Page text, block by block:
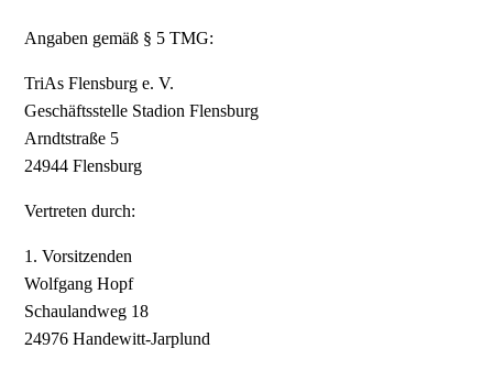
Angaben gemäß § 5 TMG:
TriAs Flensburg e. V.
Geschäftsstelle Stadion Flensburg
Arndtstraße 5
24944 Flensburg
Vertreten durch:
1. Vorsitzenden
Wolfgang Hopf
Schaulandweg 18
24976 Handewitt-Jarplund